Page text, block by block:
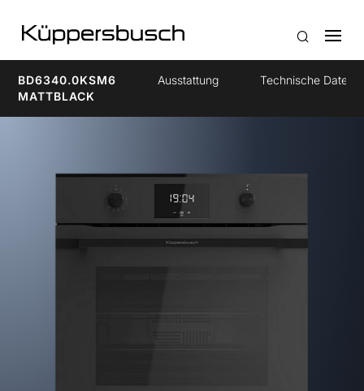
BD6340.0KSM6
MATTBLACK
Ausstattung Technische Daten